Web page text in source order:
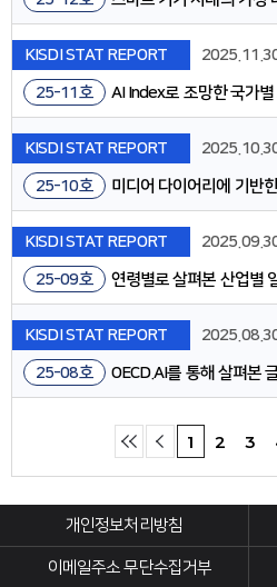
KISDI STAT REPORT
25-11호
AI Index로 조망한 국가
KISDI STAT REPORT
25-10호
미디어 다이어리에 기반한 ‘매체-연결-행
KISDI STAT REPORT
25-09호
연령별로 살펴본 산업별 일자리
KISDI STAT REPORT
25-08호
OECD.AI를 통해 살펴본 글로
1 2 3
개인정보처리방침
이메일주소 무단수집거부